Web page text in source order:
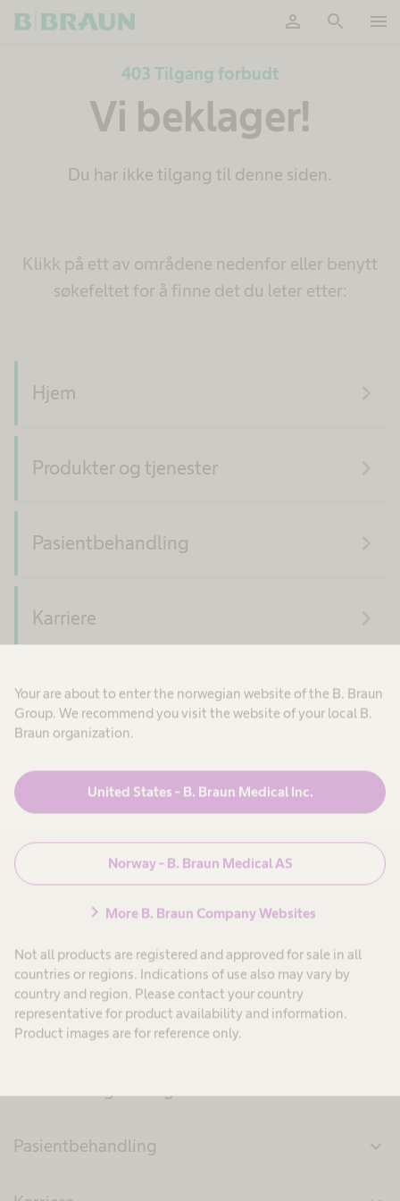
Your are about to enter the norwegian website of the B. Braun
Group. We recommend you visit the website of your local B.
Braun organization.
United States - B. Braun Medical Inc.
Norway - B. Braun Medical AS
chevron_right More B. Braun Company Websites
Not all products are registered and approved for sale in all
countries or regions. Indications of use also may vary by
country and region. Please contact your country
representative for product availability and information.
Product images are for reference only.
person search menu
403 Tilgang forbudt
Vi beklager!
Du har ikke tilgang til denne siden.
Klikk på ett av områdene nedenfor eller benytt
søkefeltet for å finne det du leter etter:
Hjem
Produkter og tjenester
Pasientbehandling
Karriere
Om oss navigate_next
Pasientbehandling expand_more